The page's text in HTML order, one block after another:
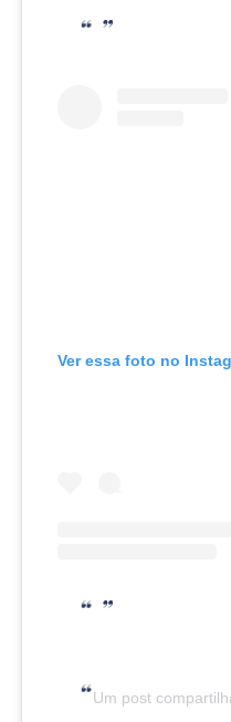
Ver essa foto no
Um post compartilhado